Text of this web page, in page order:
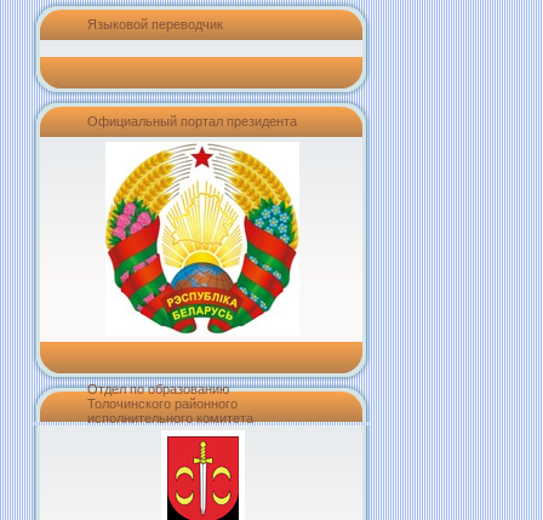
Языковой переводчик
Официальный портал президента
Отдел по образованию
Толочинского районного
исполнительного комитета